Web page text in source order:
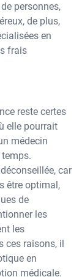
personnes,
de plus,
en
frais
reste certes
elle pourrait
médecin
car
être optimal,
de
les
les
ces raisons, il
en
médicale.